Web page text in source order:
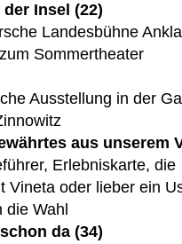
Insel (22)
Landesbühne
Sommertheater
Ausstellung in der
aus unserem
Erlebniskarte, die
Vineta oder lieber ein
Wahl
da (34)